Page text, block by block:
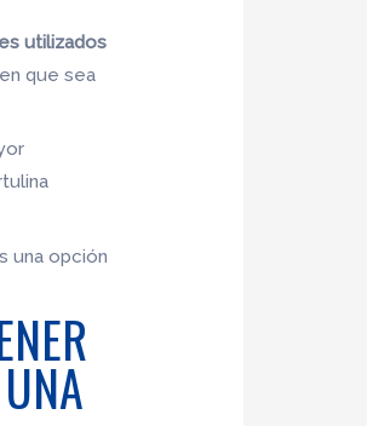
utilizados
que sea
una opción